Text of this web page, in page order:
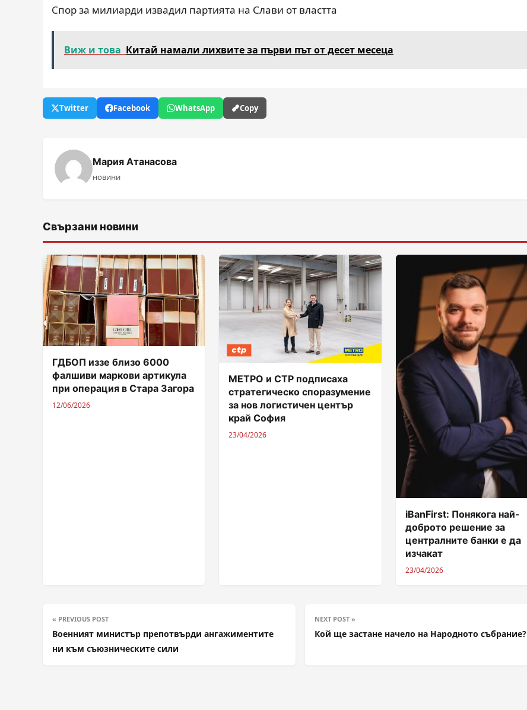
Спор за милиарди извадил партията на Слави от властта
Виж и това Китай намали лихвите за първи път от десет месеца
Twitter Facebook WhatsApp Copy
Мария Атанасова
новини
Свързани новини
ГДБОП иззе близо 6000
фалшиви маркови артикула
при операция в Стара Загора
12/06/2026
МЕТРО и CTP подписаха
стратегическо споразумение
за нов логистичен център
край София
23/04/2026
iBanFirst: Понякога най-
доброто решение за
централните банки е да
изчакат
23/04/2026
« PREVIOUS POST
Военният министър препотвърди ангажиментите
ни към съюзническите сили
NEXT POST »
Кой ще застане начело на Народното събрание?